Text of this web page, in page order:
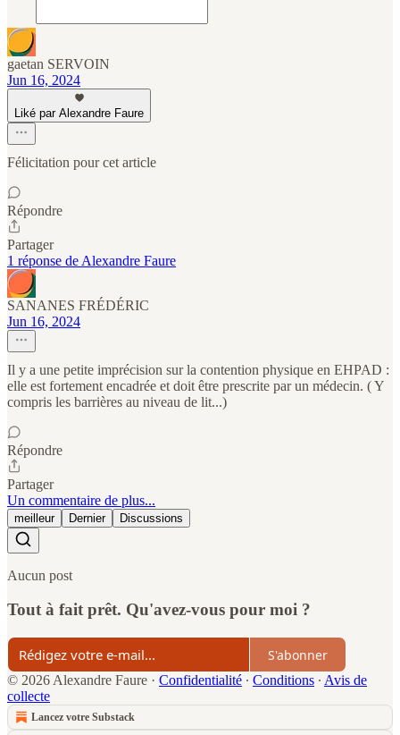
gaetan SERVOIN
Jun 16, 2024
Liké par Alexandre Faure
Félicitation pour cet article
Répondre
Partager
1 réponse de Alexandre Faure
SANANES FRÉDÉRIC
Jun 16, 2024
Il y a une petite imprécision sur la contention physique en EHPAD :
elle est fortement encadrée et doit être prescrite par un médecin. ( Y
compris les barrières au niveau de lit...)
Répondre
Partager
Un commentaire de plus...
meilleur Dernier Discussions
Aucun post
Tout à fait prêt. Qu'avez-vous pour moi ?
S'abonner
© 2026 Alexandre Faure · Confidentialité ∙ Conditions ∙ Avis de
collecte
Lancez votre Substack